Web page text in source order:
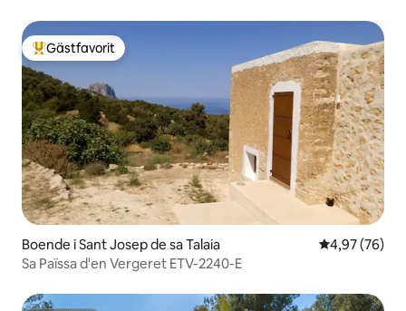
Populär gästfavorit
Gästfavorit
Boende i Sant Josep de sa Talaia 4,97 av 5 i
4,97 (76)
Sa Païssa d'en Vergeret ETV-2240-E